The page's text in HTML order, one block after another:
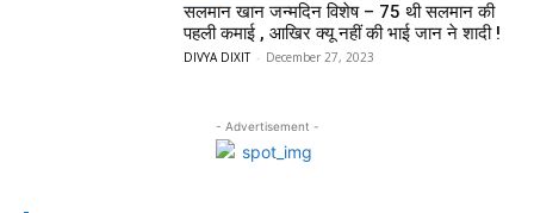
सलमान खान जन्मदिन विशेष – ₹75 थी सलमान की
पहली कमाई , आखिर क्यू नहीं की भाई जान ने शादी !
DIVYA DIXIT - December 27, 2023
- Advertisement -